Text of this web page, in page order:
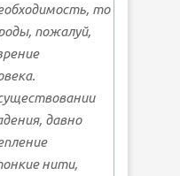
то
пожалуй,
давно
нити,